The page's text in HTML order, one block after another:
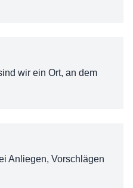
wir ein Ort, an dem
Anliegen, Vorschlägen